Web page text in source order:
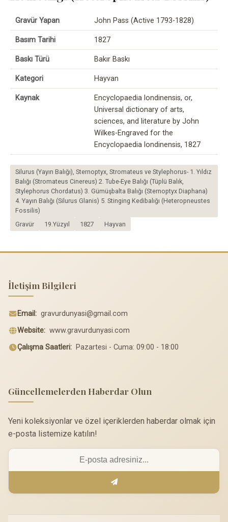
Gravür Yapan John Pass (Active 1793-1828)
Basım Tarihi 1827
Baskı Türü Bakır Baskı
Kategori Hayvan
Kaynak
Encyclopaedia londinensis, or,
Universal dictionary of arts,
sciences, and literature by John
Wilkes-Engraved for the
Encyclopaedia londinensis, 1827
Silurus (Yayın Balığı), Sternoptyx, Stromateus ve Stylephorus- 1. Yıldız
Balığı (Stromateus Cinereus) 2. Tube-Eye Balığı (Tüplü Balık,
Stylephorus Chordatus) 3. Gümüşbalta Balığı (Sternoptyx Diaphana)
4. Yayın Balığı (Silurus Glanis) 5. Stinging Kedibalığı (Heteropneustes
Fossilis)
Gravür
19.Yüzyıl 1827 Hayvan
İletişim Bilgileri
Email: gravurdunyasi@gmail.com
Website: www.gravurdunyasi.com
Çalışma Saatleri: Pazartesi - Cuma: 09:00 - 18:00
Güncellemelerden Haberdar Olun
Yeni koleksiyonlar ve özel içeriklerden haberdar olmak için
e-posta listemize katılın!